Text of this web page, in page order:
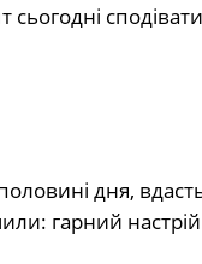
дня,
гарний